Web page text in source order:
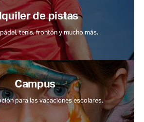
de pistas
tenis, frontón y mucho más.
Campus
para las vacaciones escolares.